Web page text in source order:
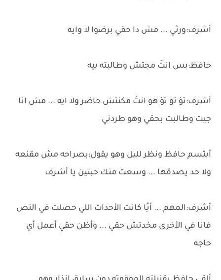
أشرف:ورثي ... مش دا حقي برضوا لا وايه
حافظ:بس انتَ مجتش وطالبته بيه
أشرف:تؤ تؤ تؤ هو انتَ مكنتش حاضر ولا ايه ... مش انا
جيت وطالبت بحقي وهو طردني
أبتسم حافظ ونظر لليل وهو يقول:بصراحه مش مقنعه
ولا حد يصدقها ... وسعت منك حبتين يا أشرف
أشرف:المهم ... أيًا كانت الأحداث اللي حصلت في النص
فانا في الأخرى مخدتش حقي ... وأظن حقي أعمل أي
حاجه